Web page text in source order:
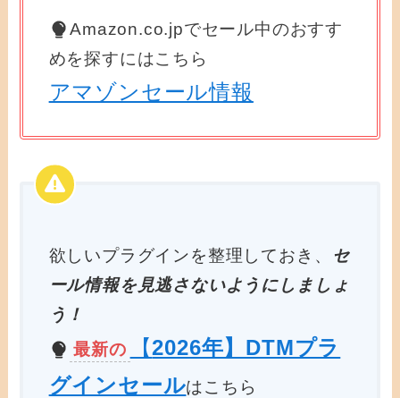
Amazon.co.jpでセール中のおすす
めを探すにはこちら
アマゾンセール情報
欲しいプラグインを整理しておき、
セ
ール情報を見逃さないようにしましょ
う！
最新の
【2026年】DTMプラ
グインセールはこちら